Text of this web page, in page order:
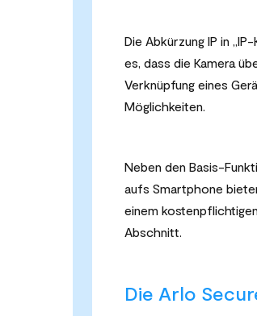
Die Abkürzung IP in
es, dass die Kamera
Verknüpfung eines
Möglichkeiten.
Neben den Basis-
aufs Smartphone
einem
Abschnitt.
Die Arlo